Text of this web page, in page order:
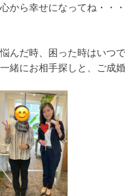
心から幸せになってね・・
悩んだ時、困った時はいつ
一緒にお相手探しと、ご成